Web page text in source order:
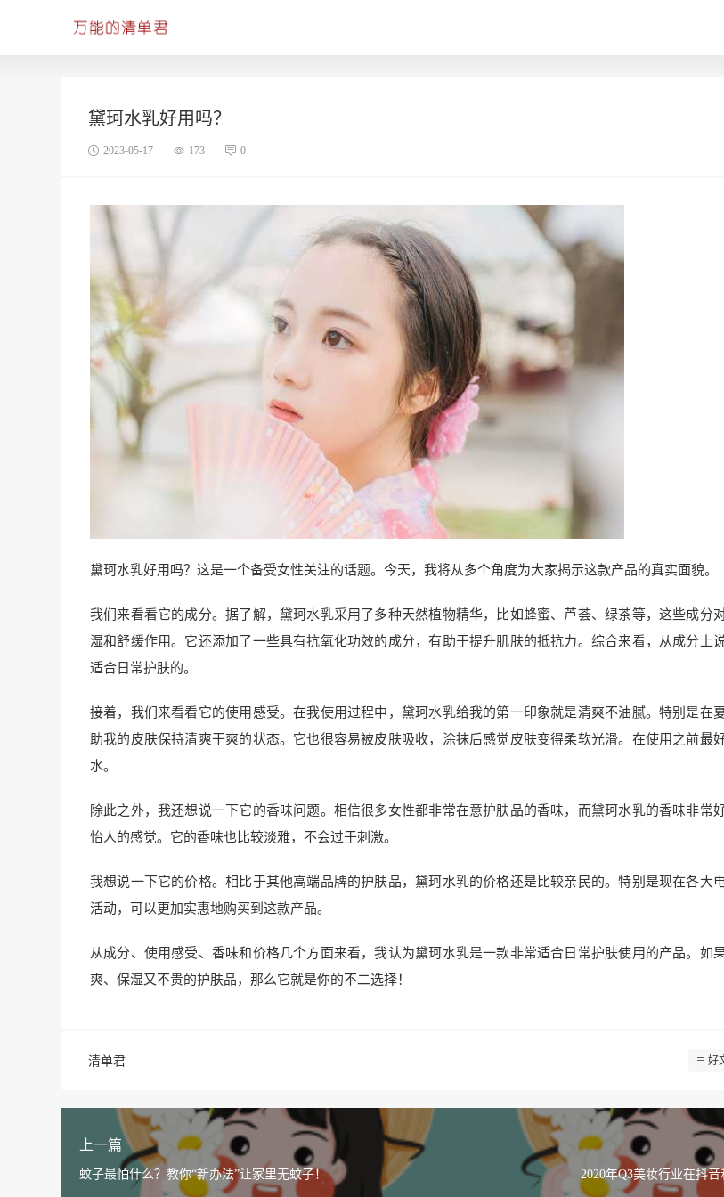
黛珂水乳好用吗？
2023-05-17 173 0
黛珂水乳好用吗？这是一个备受女性关注的话题。今天，我将从多个角度为大家揭示这款产品的真实面貌。
我们来看看它的成分。据了解，黛珂水乳采用了多种天然植物精华，比如蜂蜜、芦荟、绿茶等，这些成分
湿和舒缓作用。它还添加了一些具有抗氧化功效的成分，有助于提升肌肤的抵抗力。综合来看，从成分上
适合日常护肤的。
接着，我们来看看它的使用感受。在我使用过程中，黛珂水乳给我的第一印象就是清爽不油腻。特别是在
助我的皮肤保持清爽干爽的状态。它也很容易被皮肤吸收，涂抹后感觉皮肤变得柔软光滑。在使用之前最
水。
除此之外，我还想说一下它的香味问题。相信很多女性都非常在意护肤品的香味，而黛珂水乳的香味非常
怡人的感觉。它的香味也比较淡雅，不会过于刺激。
我想说一下它的价格。相比于其他高端品牌的护肤品，黛珂水乳的价格还是比较亲民的。特别是现在各大
活动，可以更加实惠地购买到这款产品。
从成分、使用感受、香味和价格几个方面来看，我认为黛珂水乳是一款非常适合日常护肤使用的产品。如
爽、保湿又不贵的护肤品，那么它就是你的不二选择！
清单君 好
上一篇
蚊子最怕什么？教你“新办法”让家里无蚊子！ 2020年Q3美妆行业在抖音